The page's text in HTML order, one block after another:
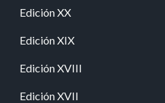
Edición XX
Edición XIX
Edición XVIII
Edición XVII